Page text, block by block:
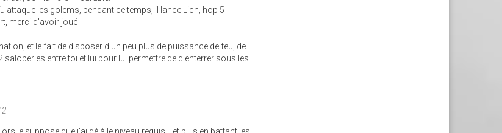
attaque les golems, pendant ce temps, il lance Lich, hop 5
merci d'avoir joué
et le fait de disposer d'un peu plus de puissance de feu, de
entre toi et lui pour lui permettre de d'enterrer sous les